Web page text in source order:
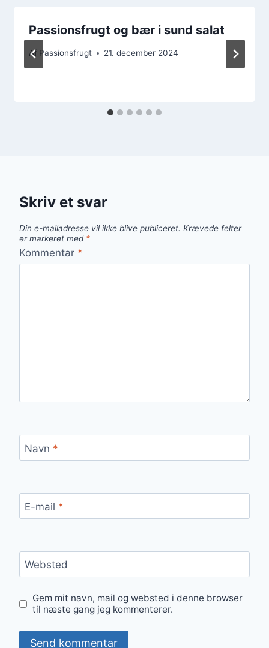
Passionsfrugt og bær i sund salat
Af Passionsfrugt 21. december 2024
Skriv et svar
Din e-mailadresse vil ikke blive publiceret. Krævede felter
er markeret med *
Kommentar *
Navn *
E-mail *
Websted
Gem mit navn, mail og websted i denne browser
til næste gang jeg kommenterer.